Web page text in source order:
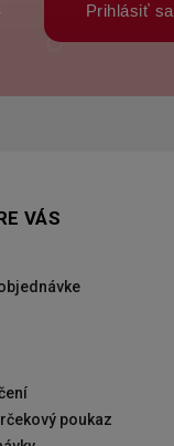
Prihlásiť sa
VÁS
poukaz